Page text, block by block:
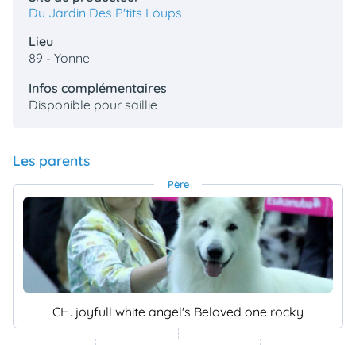
Du Jardin Des P'tits Loups
Lieu
89 - Yonne
Infos complémentaires
Disponible pour saillie
Les parents
Père
CH. joyfull white angel's Beloved one rocky